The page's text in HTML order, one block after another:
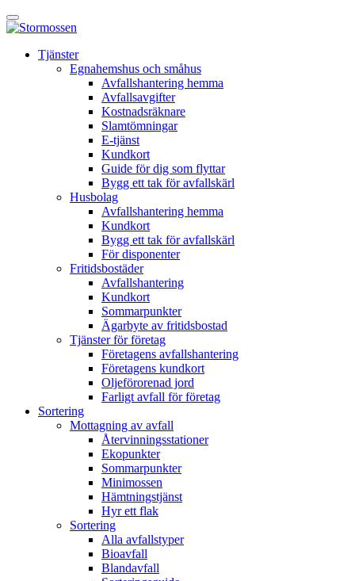
Skip
toÖppna
huvudmeny
tjänst
Tjänster
Egnahemshus och småhus
Avfallshantering hemma
Avfallsavgifter
Kostnadsräknare
Slamtömningar
E-tjänst
Kundkort
Guide för dig som flyttar
Bygg ett tak för avfallskärl
Husbolag
Avfallshantering hemma
Kundkort
Bygg ett tak för avfallskärl
För disponenter
Fritidsbostäder
Avfallshantering
Kundkort
Sommarpunkter
Ägarbyte av fritidsbostad
Tjänster för företag
Företagens avfallshantering
Företagens kundkort
Oljeförorenad jord
Farligt avfall för företag
Sortering
Mottagning av avfall
Återvinningsstationer
Ekopunkter
Sommarpunkter
Minimossen
Hämtningstjänst
Hyr ett flak
Sortering
Alla avfallstyper
Bioavfall
Blandavfall